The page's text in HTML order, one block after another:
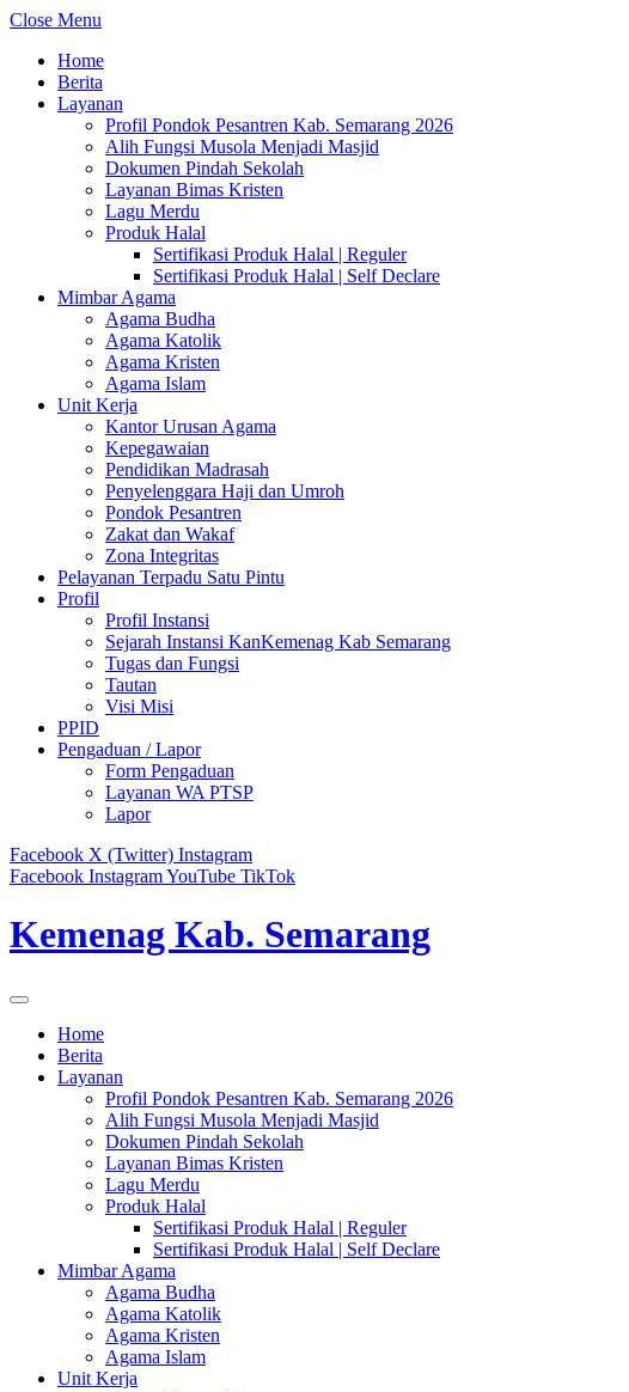
Close Menu
Home
Berita
Layanan
Profil Pondok Pesantren Kab. Semarang 2026
Alih Fungsi Musola Menjadi Masjid
Dokumen Pindah Sekolah
Layanan Bimas Kristen
Lagu Merdu
Produk Halal
Sertifikasi Produk Halal | Reguler
Sertifikasi Produk Halal | Self Declare
Mimbar Agama
Agama Budha
Agama Katolik
Agama Kristen
Agama Islam
Unit Kerja
Kantor Urusan Agama
Kepegawaian
Pendidikan Madrasah
Penyelenggara Haji dan Umroh
Pondok Pesantren
Zakat dan Wakaf
Zona Integritas
Pelayanan Terpadu Satu Pintu
Profil
Profil Instansi
Sejarah Instansi KanKemenag Kab Semarang
Tugas dan Fungsi
Tautan
Visi Misi
PPID
Pengaduan / Lapor
Form Pengaduan
Layanan WA PTSP
Lapor
Facebook X (Twitter) Instagram
Facebook InstagramYouTube TikTok
Kemenag Kab. Semarang
Home
Berita
Layanan
Profil Pondok Pesantren Kab. Semarang 2026
Alih Fungsi Musola Menjadi Masjid
Dokumen Pindah Sekolah
Layanan Bimas Kristen
Lagu Merdu
Produk Halal
Sertifikasi Produk Halal | Reguler
Sertifikasi Produk Halal | Self Declare
Mimbar Agama
Agama Budha
Agama Katolik
Agama Kristen
Agama Islam
Unit Kerja